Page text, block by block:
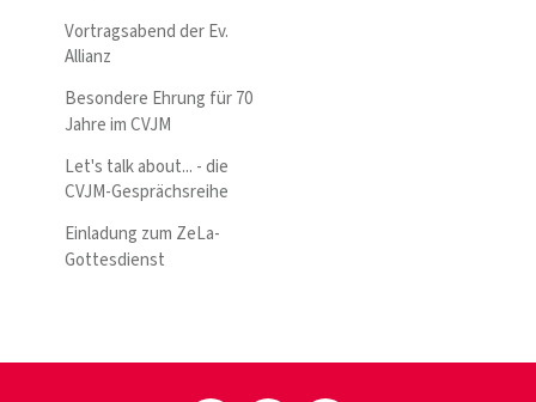
Vortragsabend der Ev.
Allianz
Besondere Ehrung für 70
Jahre im CVJM
Let's talk about... - die
CVJM-Gesprächsreihe
Einladung zum ZeLa-
Gottesdienst